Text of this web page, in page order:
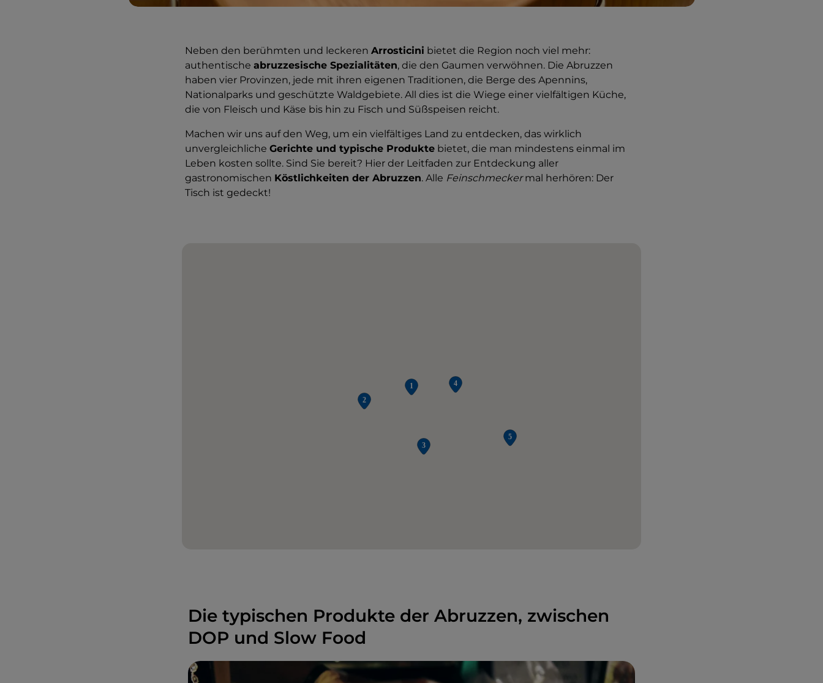
Neben den berühmten und leckeren Arrosticini bietet die Region noch viel mehr:
authentische abruzzesische Spezialitäten, die den Gaumen verwöhnen. Die Abruzzen
haben vier Provinzen, jede mit ihren eigenen Traditionen, die Berge des Apennins,
Nationalparks und geschützte Waldgebiete. All dies ist die Wiege einer vielfältigen Küche,
die von Fleisch und Käse bis hin zu Fisch und Süßspeisen reicht.
Machen wir uns auf den Weg, um ein vielfältiges Land zu entdecken, das wirklich
unvergleichliche Gerichte und typische Produkte bietet, die man mindestens einmal im
Leben kosten sollte. Sind Sie bereit? Hier der Leitfaden zur Entdeckung aller
gastronomischen Köstlichkeiten der Abruzzen. Alle Feinschmeckermal herhören: Der
Tisch ist gedeckt!
Die typischen Produkte der Abruzzen, zwischen
DOP und Slow Food